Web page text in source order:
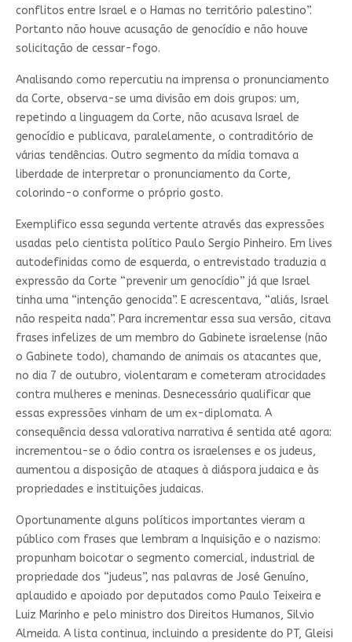
conflitos entre Israel e o Hamas no território palestino”.
Portanto não houve acusação de genocídio e não houve
solicitação de cessar-fogo.
Analisando como repercutiu na imprensa o pronunciamento
da Corte, observa-se uma divisão em dois grupos: um,
repetindo a linguagem da Corte, não acusava Israel de
genocídio e publicava, paralelamente, o contraditório de
várias tendências. Outro segmento da mídia tomava a
liberdade de interpretar o pronunciamento da Corte,
colorindo-o conforme o próprio gosto.
Exemplifico essa segunda vertente através das expressões
usadas pelo cientista político Paulo Sergio Pinheiro. Em lives
autodefinidas como de esquerda, o entrevistado traduzia a
expressão da Corte “prevenir um genocídio” já que Israel
tinha uma “intenção genocida”. E acrescentava, “aliás, Israel
não respeita nada”. Para incrementar essa sua versão, citava
frases infelizes de um membro do Gabinete israelense (não
o Gabinete todo), chamando de animais os atacantes que,
no dia 7 de outubro, violentaram e cometeram atrocidades
contra mulheres e meninas. Desnecessário qualificar que
essas expressões vinham de um ex-diplomata. A
consequência dessa valorativa narrativa é sentida até agora:
incrementou-se o ódio contra os israelenses e os judeus,
aumentou a disposição de ataques à diáspora judaica e às
propriedades e instituições judaicas.
Oportunamente alguns políticos importantes vieram a
público com frases que lembram a Inquisição e o nazismo:
propunham boicotar o segmento comercial, industrial de
propriedade dos “judeus”, nas palavras de José Genuíno,
aplaudido e apoiado por deputados como Paulo Teixeira e
Luiz Marinho e pelo ministro dos Direitos Humanos, Silvio
Almeida. A lista continua, incluindo a presidente do PT, Gleisi